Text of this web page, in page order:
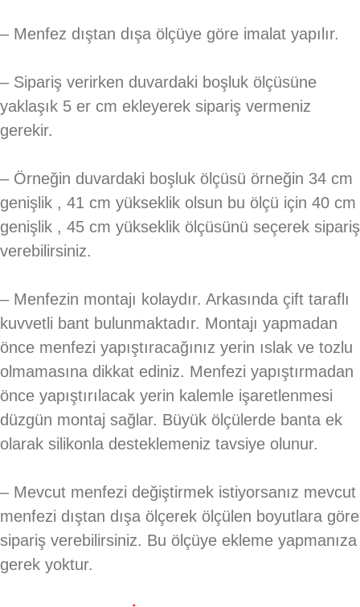
– Menfez dıştan dışa ölçüye göre imalat yapılır.
– Sipariş verirken duvardaki boşluk ölçüsüne
yaklaşık 5 er cm ekleyerek sipariş vermeniz
gerekir.
– Örneğin duvardaki boşluk ölçüsü örneğin 34 cm
genişlik , 41 cm yükseklik olsun bu ölçü için 40 cm
genişlik , 45 cm yükseklik ölçüsünü seçerek sipariş
verebilirsiniz.
– Menfezin montajı kolaydır. Arkasında çift taraflı
kuvvetli bant bulunmaktadır. Montajı yapmadan
önce menfezi yapıştıracağınız yerin ıslak ve tozlu
olmamasına dikkat ediniz. Menfezi yapıştırmadan
önce yapıştırılacak yerin kalemle işaretlenmesi
düzgün montaj sağlar. Büyük ölçülerde banta ek
olarak silikonla desteklemeniz tavsiye olunur.
– Mevcut menfezi değiştirmek istiyorsanız mevcut
menfezi dıştan dışa ölçerek ölçülen boyutlara göre
sipariş verebilirsiniz. Bu ölçüye ekleme yapmanıza
gerek yoktur.